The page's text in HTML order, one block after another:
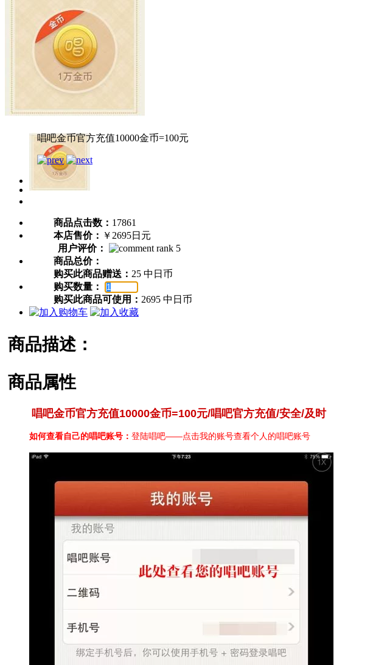
唱吧金币官方充值10000金币=100元
商品点击数： 17861
本店售价： ￥2695日元
用户评价：
商品总价：
购买此商品赠送： 25 中日币
购买数量：
购买此商品可使用： 2695 中日币
商品描述：
商品属性
唱吧金币官方充值10000金币=100元/唱吧官方充值/安全/及时
如何查看自己的唱吧账号： 登陆唱吧——点击我的账号查看个人的唱吧账号